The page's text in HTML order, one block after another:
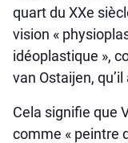
quart du XXe
vision «
idéoplastique »,
van Ostaijen,
Cela signifie que
comme « peintre